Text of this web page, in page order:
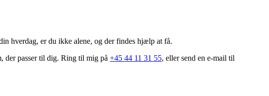
hverdag, er du ikke alene, og der findes hjælp at få.
der passer til dig. Ring til mig på +45 44 11 31 55, eller send en e-mail til